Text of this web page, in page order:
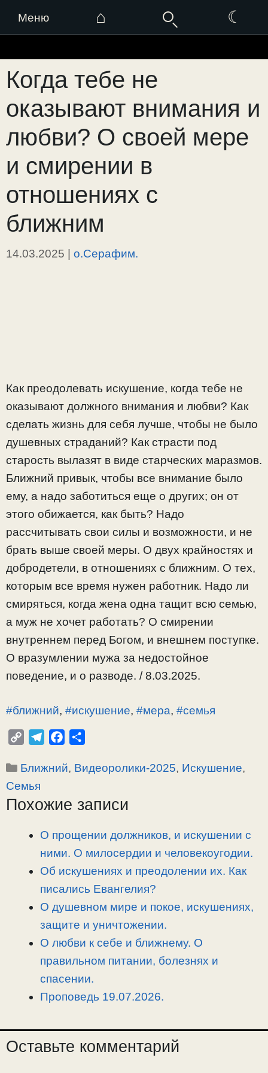
Меню ⌂ ☾
к
содержимому
Когда тебе не
оказывают внимания и
любви? О своей мере
и смирении в
отношениях с
ближним
14.03.2025 | о.Серафим.
Как преодолевать искушение, когда тебе не
оказывают должного внимания и любви? Как
сделать жизнь для себя лучше, чтобы не было
душевных страданий? Как страсти под
старость вылазят в виде старческих маразмов.
Ближний привык, чтобы все внимание было
ему, а надо заботиться еще о других; он от
этого обижается, как быть? Надо
рассчитывать свои силы и возможности, и не
брать выше своей меры. О двух крайностях и
добродетели, в отношениях с ближним. О тех,
которым все время нужен работник. Надо ли
смиряться, когда жена одна тащит всю семью,
а муж не хочет работать? О смирении
внутреннем перед Богом, и внешнем поступке.
О вразумлении мужа за недостойное
поведение, и о разводе. / 8.03.2025.
#ближний, #искушение, #мера, #семья
p
y
L
l
g
a
c
b
п
а
Рубрики
Ближний, Видеоролики-2025, Искушение,
Семья
Похожие записи
О прощении должников, и искушении с
ними. О милосердии и человекоугодии.
Об искушениях и преодолении их. Как
писались Евангелия?
О душевном мире и покое, искушениях,
защите и уничтожении.
О любви к себе и ближнему. О
правильном питании, болезнях и
спасении.
Проповедь 19.07.2026.
Оставьте комментарий